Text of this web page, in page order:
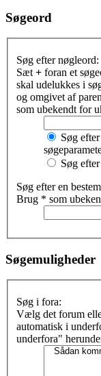
Søgeord
Søg efter nøgleord:
Sæt + foran et
skal udelukkes i
og omgivet af
som ubekendt for
Søg
Søg
Søg efter en
Brug * som
Søgemuligheder
Søg i fora:
Vælg det forum
automatisk i
underfora"